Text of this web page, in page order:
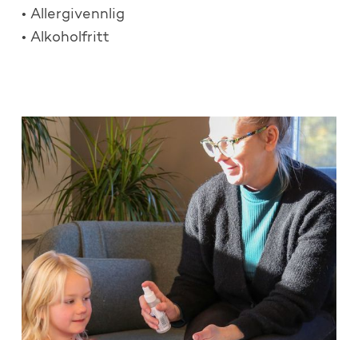
• Allergivennlig
• Alkoholfritt